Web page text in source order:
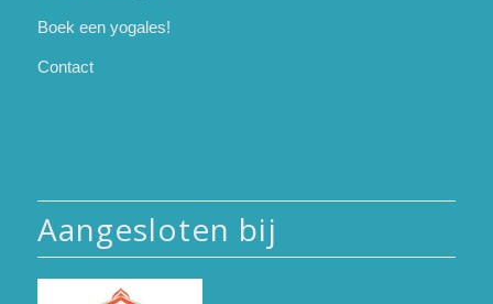
Boek een yogales!
Contact
Aangesloten bij